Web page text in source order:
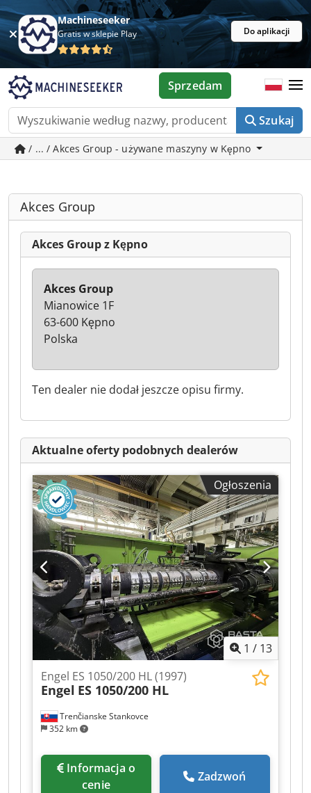
Machineseeker
Gratis w sklepie Play Do aplikacji
Szukaj
Sprzedam
/ ... / Akces Group - używane maszyny w Kępno
Akces Group
Akces Group z Kępno
Ten dealer nie dodał jeszcze opisu firmy.
Akces Group
Mianowice 1F
63-600 Kępno
Polska
Aktualne oferty podobnych dealerów
Ogłoszenia
1 / 13
Trenčianske Stankovce
352 km
Engel ES 1050/200 HL (1997)
Engel ES 1050/200 HL
cenie
Zadzwoń